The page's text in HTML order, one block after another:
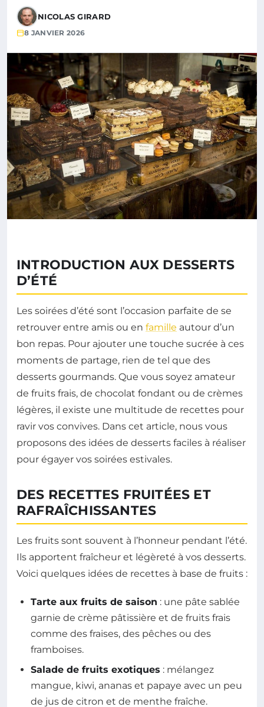
NICOLAS GIRARD
8 JANVIER 2026
INTRODUCTION AUX DESSERTS
D’ÉTÉ
Les soirées d’été sont l’occasion parfaite de se
retrouver entre amis ou en famille autour d’un
bon repas. Pour ajouter une touche sucrée à ces
moments de partage, rien de tel que des
desserts gourmands. Que vous soyez amateur
de fruits frais, de chocolat fondant ou de crèmes
légères, il existe une multitude de recettes pour
ravir vos convives. Dans cet article, nous vous
proposons des idées de desserts faciles à réaliser
pour égayer vos soirées estivales.
DES RECETTES FRUITÉES ET
RAFRAÎCHISSANTES
Les fruits sont souvent à l’honneur pendant l’été.
Ils apportent fraîcheur et légèreté à vos desserts.
Voici quelques idées de recettes à base de fruits :
Tarte aux fruits de saison : une pâte sablée
garnie de crème pâtissière et de fruits frais
comme des fraises, des pêches ou des
framboises.
Salade de fruits exotiques : mélangez
mangue, kiwi, ananas et papaye avec un peu
de jus de citron et de menthe fraîche.